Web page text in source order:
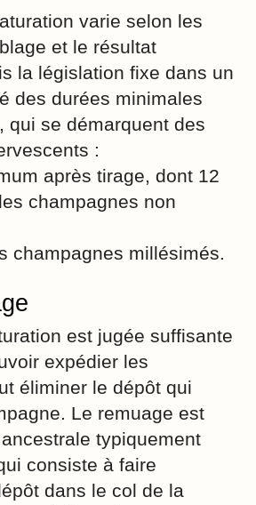
varie selon les
et le résultat
la législation fixe dans un
des durées minimales
qui se démarquent des
:
après tirage, dont 12
champagnes non
champagnes millésimés.
est jugée suffisante
expédier les
éliminer le dépôt qui
Le remuage est
typiquement
consiste à faire
dans le col de la